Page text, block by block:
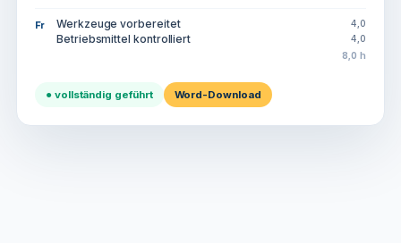
Fr Werkzeuge vorbereitet 4,0
Betriebsmittel kontrolliert 4,0
8,0 h
● vollständig geführt Word-Download